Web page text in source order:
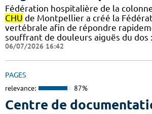
Fédération hospitalière de la
CHU de Montpellier a créé la
vertébrale afin de répondre
souffrant de douleurs aiguës du dos
06/07/2026 16:42
PAGES
relevance: 87%
Centre de